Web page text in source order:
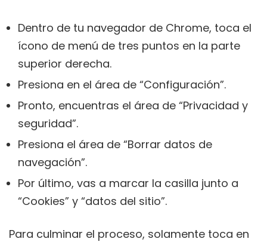
Dentro de tu navegador de Chrome, toca el
ícono de menú de tres puntos en la parte
superior derecha.
Presiona en el área de “Configuración”.
Pronto, encuentras el área de “Privacidad y
seguridad”.
Presiona el área de “Borrar datos de
navegación”.
Por último, vas a marcar la casilla junto a
“Cookies” y “datos del sitio”.
Para culminar el proceso, solamente toca en